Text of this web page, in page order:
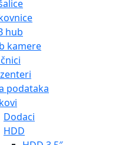
hub
kamere
podataka
Dodaci
HDD